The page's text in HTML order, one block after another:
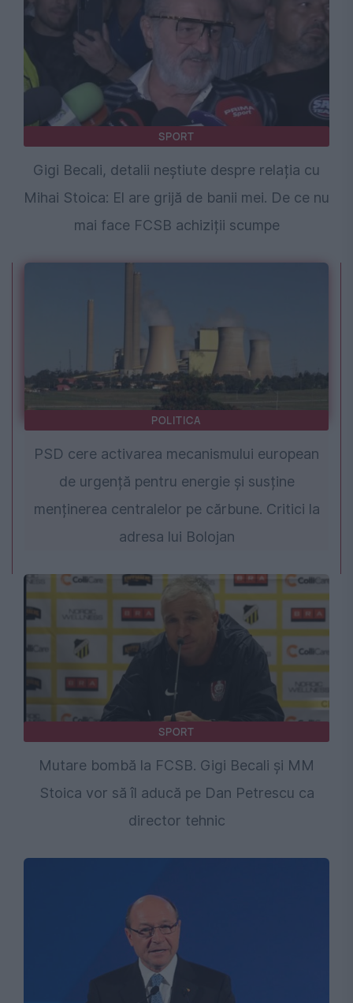
SPORT
Gigi Becali, detalii neștiute despre relația cu
Mihai Stoica: El are grijă de banii mei. De ce nu
mai face FCSB achiziții scumpe
POLITICA
PSD cere activarea mecanismului european
de urgență pentru energie și susține
menținerea centralelor pe cărbune. Critici la
adresa lui Bolojan
SPORT
Mutare bombă la FCSB. Gigi Becali și MM
Stoica vor să îl aducă pe Dan Petrescu ca
director tehnic